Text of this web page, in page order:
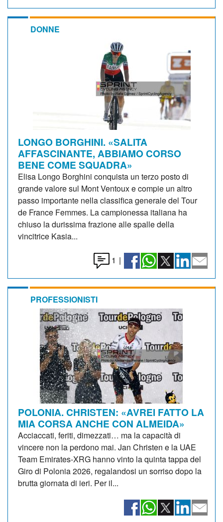
DONNE
LONGO BORGHINI. «SALITA
AFFASCINANTE, ABBIAMO CORSO
BENE COME SQUADRA»
Elisa Longo Borghini conquista un terzo posto di
grande valore sul Mont Ventoux e compie un altro
passo importante nella classifica generale del Tour
de France Femmes. La campionessa italiana ha
chiuso la durissima frazione alle spalle della
vincitrice Kasia...
1 |
PROFESSIONISTI
POLONIA. CHRISTEN: «AVREI FATTO LA
MIA CORSA ANCHE CON ALMEIDA»
Acciaccati, feriti, dimezzati… ma la capacità di
vincere non la perdono mai. Jan Christen e la UAE
Team Emirates-XRG hanno vinto la quinta tappa del
Giro di Polonia 2026, regalandosi un sorriso dopo la
brutta giornata di ieri. Per il...